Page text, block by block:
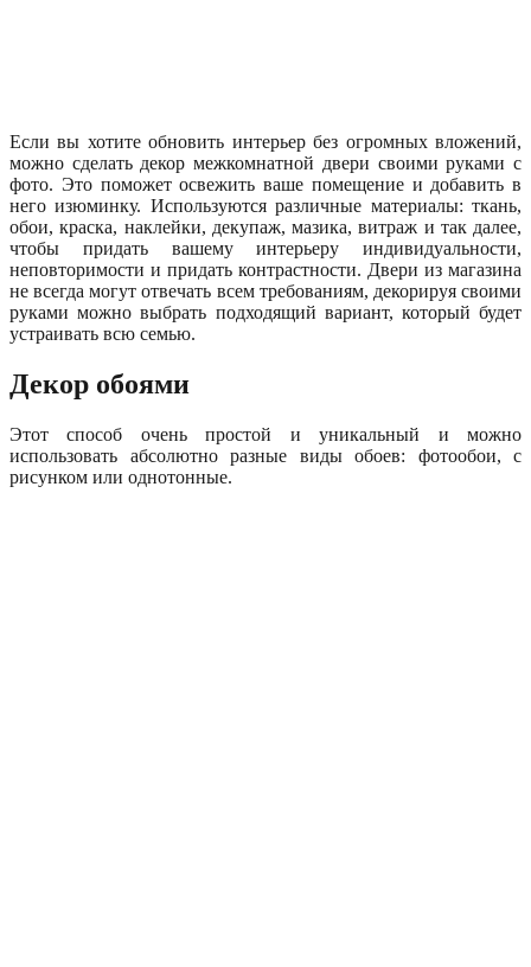
Если вы хотите обновить интерьер без огромных вложений,
можно сделать декор межкомнатной двери своими руками с
фото. Это поможет освежить ваше помещение и добавить в
него изюминку. Используются различные материалы: ткань,
обои, краска, наклейки, декупаж, мазика, витраж и так далее,
чтобы придать вашему интерьеру индивидуальности,
неповторимости и придать контрастности. Двери из магазина
не всегда могут отвечать всем требованиям, декорируя своими
руками можно выбрать подходящий вариант, который будет
устраивать всю семью.
Декор обоями
Этот способ очень простой и уникальный и можно
использовать абсолютно разные виды обоев: фотообои, с
рисунком или однотонные.